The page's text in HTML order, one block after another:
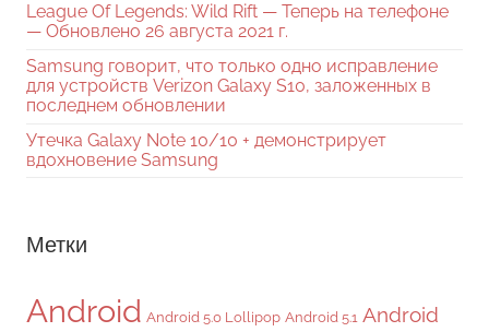
League Of Legends: Wild Rift — Теперь на телефоне
— Обновлено 26 августа 2021 г.
Samsung говорит, что только одно исправление
для устройств Verizon Galaxy S10, заложенных в
последнем обновлении
Утечка Galaxy Note 10/10 + демонстрирует
вдохновение Samsung
Метки
Android Android 5.0 Lollipop Android 5.1 Android